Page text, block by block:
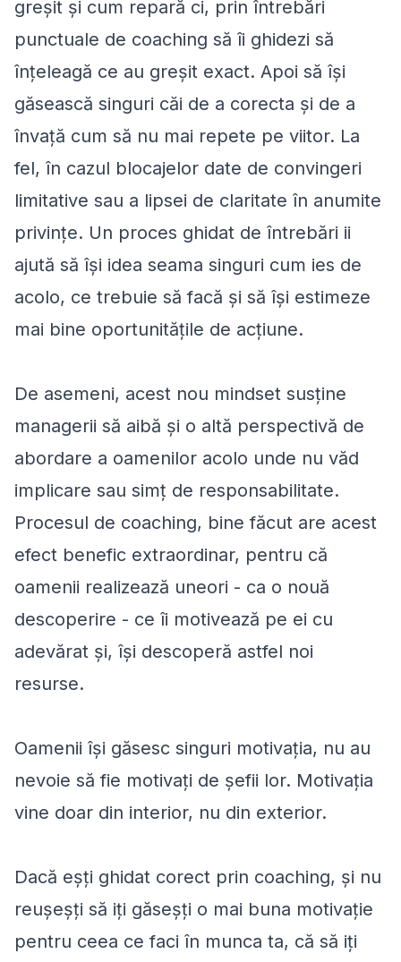
greșit și cum repară ci, prin întrebări
punctuale de coaching să îi ghidezi să
înțeleagă ce au greșit exact. Apoi să își
găsească singuri căi de a corecta și de a
învață cum să nu mai repete pe viitor. La
fel, în cazul blocajelor date de convingeri
limitative sau a lipsei de claritate în anumite
privințe. Un proces ghidat de întrebări ii
ajută să își idea seama singuri cum ies de
acolo, ce trebuie să facă și să își estimeze
mai bine oportunitățile de acțiune.
De asemeni, acest nou mindset susține
managerii să aibă și o altă perspectivă de
abordare a oamenilor acolo unde nu văd
implicare sau simț de responsabilitate.
Procesul de coaching, bine făcut are acest
efect benefic extraordinar, pentru că
oamenii realizează uneori - ca o nouă
descoperire - ce îi motivează pe ei cu
adevărat și, își descoperă astfel noi
resurse.
Oamenii își găsesc singuri motivația, nu au
nevoie să fie motivați de șefii lor. Motivația
vine doar din interior, nu din exterior.
Dacă eșți ghidat corect prin coaching, și nu
reușeșți să iți găseșți o mai buna motivație
pentru ceea ce faci în munca ta, că să iți